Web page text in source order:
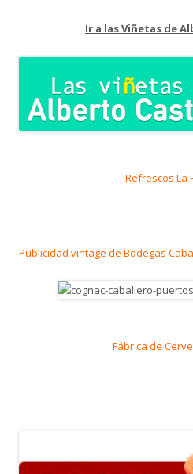
Ir a las Viñetas de
Refrescos La
Publicidad vintage de Bodegas
Fábrica de